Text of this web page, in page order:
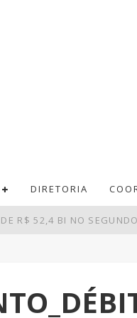
DIRETORIA
R$ 52,4 BI NO
DEPÓSITOS EM R$ 7,15
EM BARES E